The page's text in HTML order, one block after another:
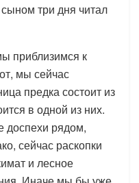
три дня читал
приблизимся к
мы сейчас
предка состоит из
в одной из них.
доспехи рядом,
сейчас раскопки
и лесное